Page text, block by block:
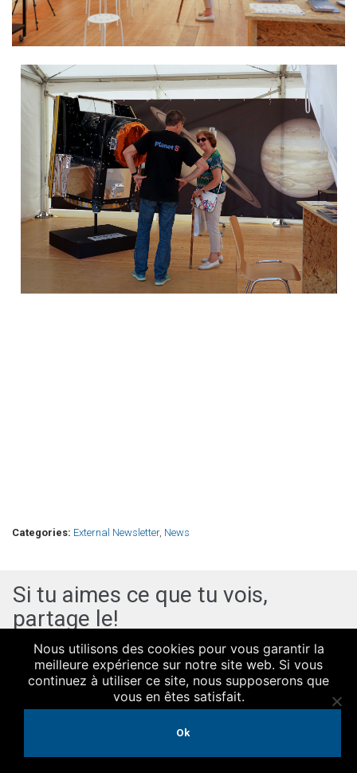
Categories: External Newsletter, News
Si tu aimes ce que tu vois,
partage le!
Share Share Save Share Email
Nous utilisons des cookies pour vous garantir la
meilleure expérience sur notre site web. Si vous
continuez à utiliser ce site, nous supposerons que
vous en êtes satisfait.
Ok